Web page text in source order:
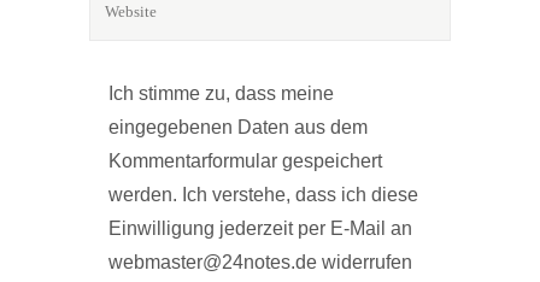
Ich stimme zu, dass meine
eingegebenen Daten aus dem
Kommentarformular gespeichert
werden. Ich verstehe, dass ich diese
Einwilligung jederzeit per E-Mail an
webmaster@24notes.de widerrufen